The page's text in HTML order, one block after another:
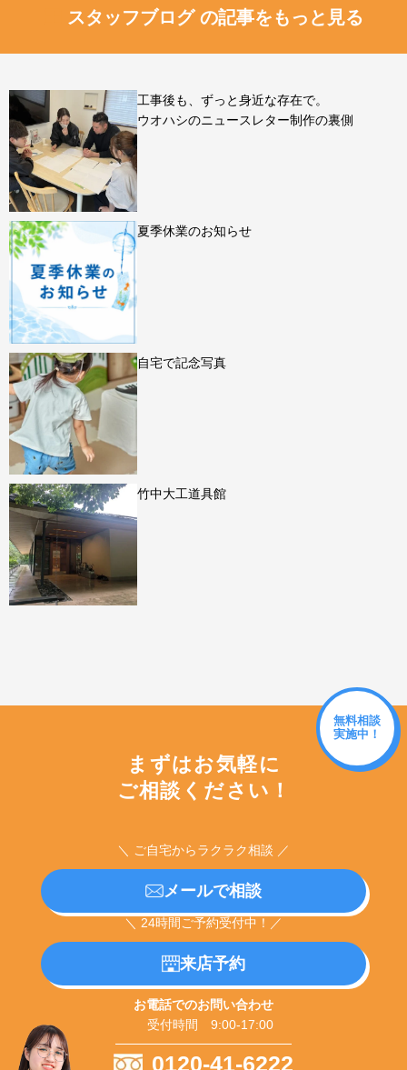
スタッフブログ の記事をもっと見る
工事後も、ずっと身近な存在で。
ウオハシのニュースレター制作の裏側
夏季休業のお知らせ
自宅で記念写真
竹中大工道具館
無料相談
実施中！
まずはお気軽に
ご相談ください！
＼ ご自宅からラクラク相談 ／
メールで相談
＼ 24時間ご予約受付中！／
来店予約
お電話でのお問い合わせ
受付時間 9:00-17:00
0120-41-6222